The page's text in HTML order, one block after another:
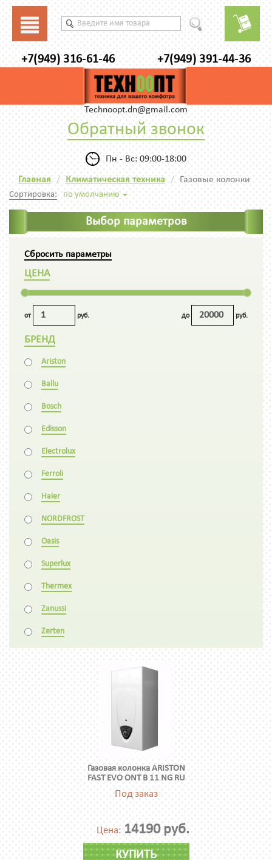
+7(949) 316-61-46 +7(949) 391-44-36
Technoopt.dn@gmail.com
Обратный звонок
Пн - Вс: 09:00-18:00
Главная Климатическая техника Газовые колонки
Сортировка: по умолчанию
Выбор параметров
Сбросить параметры
ЦЕНА
от руб. до руб.
БРЕНД
Ariston
Ballu
Bosch
Edisson
Electrolux
Ferroli
Haier
NORDFROST
Oasis
Superlux
Thermex
Zanussi
Zerten
Газовая колонка ARISTON
FAST EVO ONT B 11 NG RU
Под заказ
Цена: 14190 руб.
КУПИТЬ